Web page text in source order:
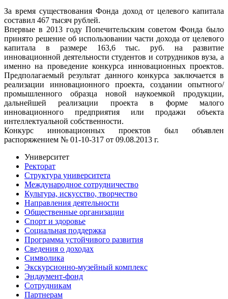
За время существования Фонда доход от целевого капитала
составил 467 тысяч рублей.
Впервые в 2013 году Попечительским советом Фонда было
принято решение об использовании части дохода от целевого
капитала в размере 163,6 тыс. руб. на развитие
инновационной деятельности студентов и сотрудников вуза, а
именно на проведение конкурса инновационных проектов.
Предполагаемый результат данного конкурса заключается в
реализации инновационного проекта, создании опытного/
промышленного образца новой наукоемкой продукции,
дальнейшей реализации проекта в форме малого
инновационного предприятия или продажи объекта
интеллектуальной собственности.
Конкурс инновационных проектов был объявлен
распоряжением № 01-10-317 от 09.08.2013 г.
Университет
Ректорат
Структура университета
Международное сотрудничество
Культура, искусство, творчество
Направления деятельности
Общественные организации
Спорт и здоровье
Социальная поддержка
Программа устойчивого развития
Сведения о доходах
Символика
Экскурсионно-музейный комплекс
Эндаумент-фонд
Сотрудникам
Партнерам